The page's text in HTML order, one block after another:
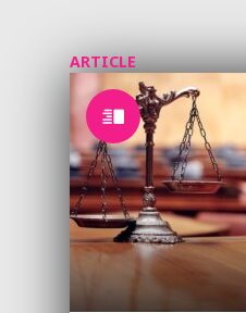
ARTICLE